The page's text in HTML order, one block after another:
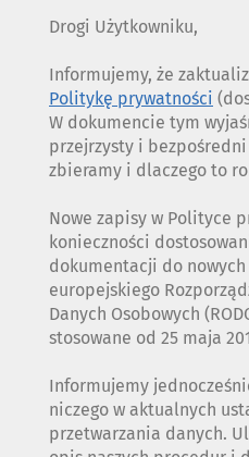
Drogi Użytkowniku,
Informujemy, że
Politykę prywatności
W dokumencie tym
przejrzysty i
zbieramy i dlaczego to
Nowe zapisy w Polityce
konieczności
dokumentacji do nowych
europejskiego
Danych Osobowych
stosowane od 25 maja
Informujemy
niczego w aktualnych
przetwarzania danych.